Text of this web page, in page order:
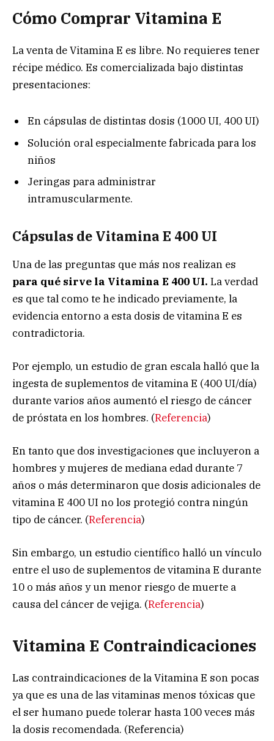
Cómo Comprar Vitamina E
La venta de Vitamina E es libre. No requieres tener
récipe médico. Es comercializada bajo distintas
presentaciones:
En cápsulas de distintas dosis (1000 UI, 400 UI)
Solución oral especialmente fabricada para los
niños
Jeringas para administrar
intramuscularmente.
Cápsulas de Vitamina E 400 UI
Una de las preguntas que más nos realizan es
para qué sirve la Vitamina E 400 UI. La verdad
es que tal como te he indicado previamente, la
evidencia entorno a esta dosis de vitamina E es
contradictoria.
Por ejemplo, un estudio de gran escala halló que la
ingesta de suplementos de vitamina E (400 UI/día)
durante varios años aumentó el riesgo de cáncer
de próstata en los hombres. (Referencia)
En tanto que dos investigaciones que incluyeron a
hombres y mujeres de mediana edad durante 7
años o más determinaron que dosis adicionales de
vitamina E 400 UI no los protegió contra ningún
tipo de cáncer. (Referencia)
Sin embargo, un estudio científico halló un vínculo
entre el uso de suplementos de vitamina E durante
10 o más años y un menor riesgo de muerte a
causa del cáncer de vejiga. (Referencia)
Vitamina E Contraindicaciones
Las contraindicaciones de la Vitamina E son pocas
ya que es una de las vitaminas menos tóxicas que
el ser humano puede tolerar hasta 100 veces más
la dosis recomendada. (Referencia)